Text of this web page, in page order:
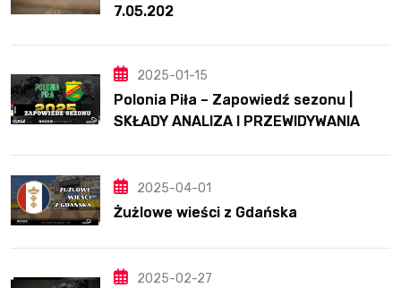
7.05.202
2025-01-15
Polonia Piła – Zapowiedź sezonu |
SKŁADY ANALIZA I PRZEWIDYWANIA
2025-04-01
Żużlowe wieści z Gdańska
2025-02-27